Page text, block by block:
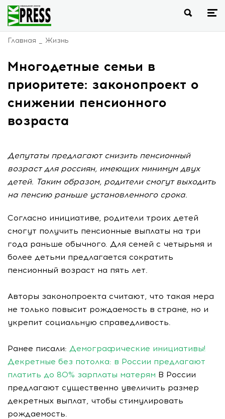
Главная Жизнь
Многодетные семьи в
приоритете: законопроект о
снижении пенсионного
возраста
Депутаты предлагают снизить пенсионный
возраст для россиян, имеющих минимум двух
детей. Таким образом, родители смогут выходить
на пенсию раньше установленного срока.
Согласно инициативе, родители троих детей
смогут получить пенсионные выплаты на три
года раньше обычного. Для семей с четырьмя и
более детьми предлагается сократить
пенсионный возраст на пять лет.
Авторы законопроекта считают, что такая мера
не только повысит рождаемость в стране, но и
укрепит социальную справедливость.
Ранее писали: Демографические инициативы!
Декретные без потолка: в России предлагают
платить до 80% зарплаты матерям В России
предлагают существенно увеличить размер
декретных выплат, чтобы стимулировать
рождаемость.